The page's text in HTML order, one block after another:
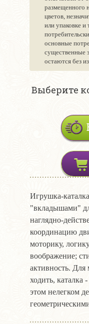
размещенного
цветов,
или упаковке
основные
существенные
остаются без
Выберите
Игрушка-
"вкладышами"
наглядно-
координацию
моторику,
воображение;
активность.
ходить,
этом нелегком